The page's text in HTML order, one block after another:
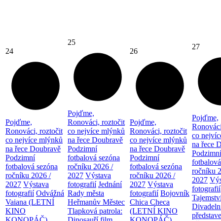
24
Pojďme,
Ronováci, roztočit
co nejvíce mlýnků
na řece Doubravě
Podzimní
fotbalová sezóna
ročníku 2026 /
2027 Výstava
fotografií Odvážná
Vaiana (LETNÍ
KINO
25
Pojďme,
Ronováci, roztočit
co nejvíce mlýnků
na řece Doubravě
Podzimní
fotbalová sezóna
ročníku 2026 /
2027 Výstava
fotografií Jednání
Rady města
Heřmanův Městec
Tlapková patrola:
26
Pojďme,
Ronováci, roztočit
co nejvíce mlýnků
na řece Doubravě
Podzimní
fotbalová sezóna
ročníku 2026 /
2027 Výstava
fotografií Bojovník
Chica Checa
(LETNÍ KINO
27
Pojďme,
co
na řece
Podzimní
ročníku
2027
fotografií